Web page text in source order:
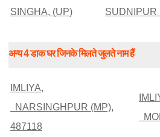
SINGHA, (UP) SUDNIPUR
अन्य 4 डाक घर जिनके मिलते जुलते नाम हैं
IMLIYA,
NARSINGHPUR (MP),
487118